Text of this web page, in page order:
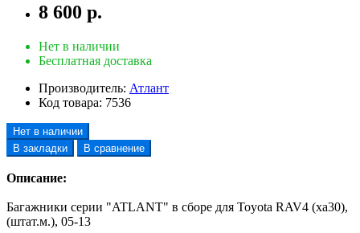
8 600 р.
Нет в наличии
Бесплатная доставка
Производитель: Атлант
Код товара: 7536
Нет в наличии
В закладки
В сравнение
Описание:
Багажники серии "ATLANT" в сборе для Toyota RAV4 (xa30),
(штат.м.), 05-13